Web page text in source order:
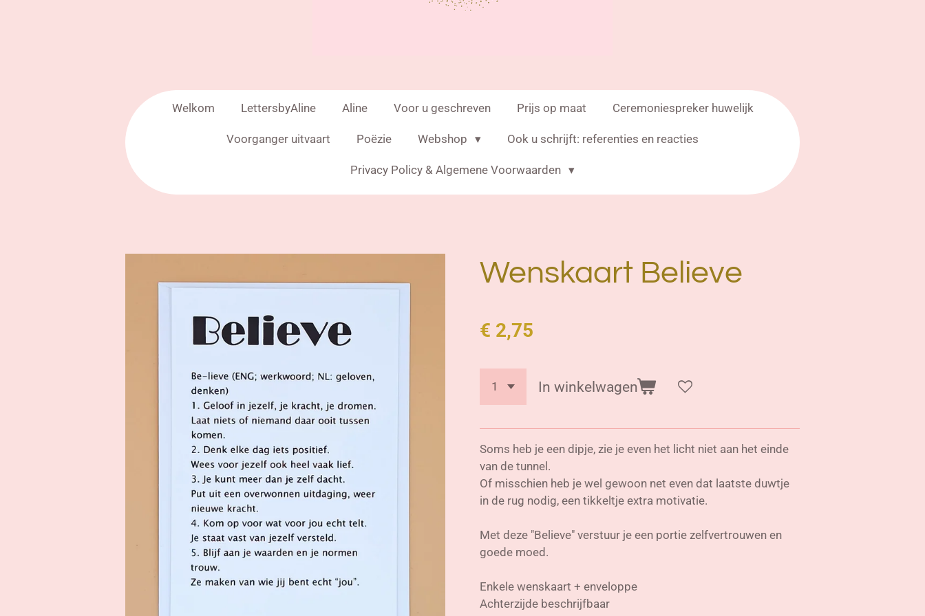
Welkom LettersbyAline Aline Voor u geschreven Prijs op maat Ceremoniespreker huwelijk
Voorganger uitvaart Poëzie Webshop Ook u schrijft: referenties en reacties
Privacy Policy & Algemene Voorwaarden
Wenskaart Believe
€ 2,75
In winkelwagen
Soms heb je een dipje, zie je even het licht niet aan het einde
van de tunnel.
Of misschien heb je wel gewoon net even dat laatste duwtje
in de rug nodig, een tikkeltje extra motivatie.
Met deze "Believe" verstuur je een portie zelfvertrouwen en
goede moed.
Enkele wenskaart + enveloppe
Achterzijde beschrijfbaar